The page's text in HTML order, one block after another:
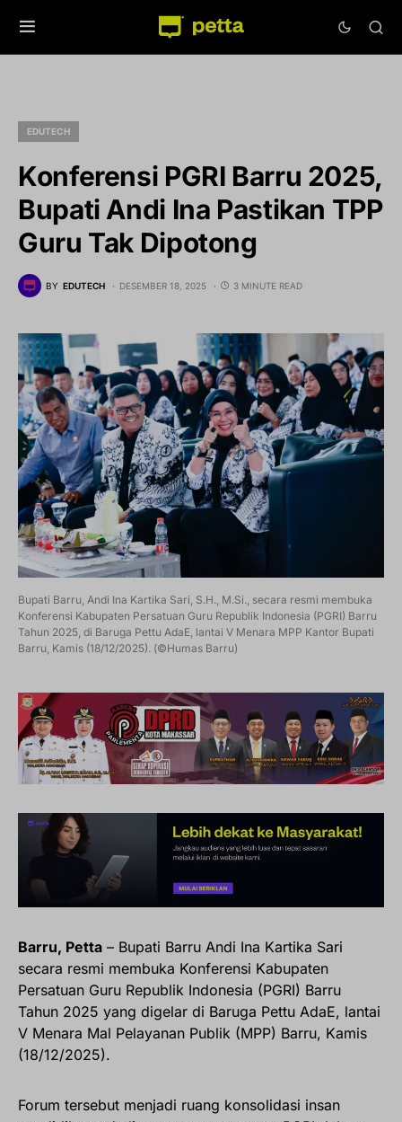
EDUTECH
Konferensi PGRI Barru 2025,
Bupati Andi Ina Pastikan TPP
Guru Tak Dipotong
BY EDUTECH DESEMBER 18, 2025 3 MINUTE READ
Bupati Barru, Andi Ina Kartika Sari, S.H., M.Si., secara resmi membuka
Konferensi Kabupaten Persatuan Guru Republik Indonesia (PGRI) Barru
Tahun 2025, di Baruga Pettu AdaE, lantai V Menara MPP Kantor Bupati
Barru, Kamis (18/12/2025). (©Humas Barru)
Barru, Petta – Bupati Barru Andi Ina Kartika Sari
secara resmi membuka Konferensi Kabupaten
Persatuan Guru Republik Indonesia (PGRI) Barru
Tahun 2025 yang digelar di Baruga Pettu AdaE, lantai
V Menara Mal Pelayanan Publik (MPP) Barru, Kamis
(18/12/2025).
Forum tersebut menjadi ruang konsolidasi insan